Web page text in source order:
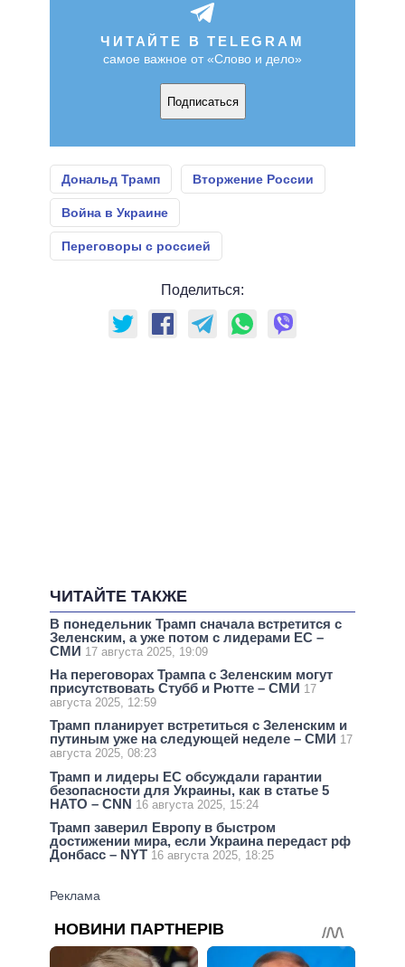
ЧИТАЙТЕ В TELEGRAM
самое важное от «Слово и дело»
Подписаться
Дональд Трамп Вторжение России
Война в Украине
Переговоры с россией
Поделиться:
ЧИТАЙТЕ ТАКЖЕ
В понедельник Трамп сначала встретится с
Зеленским, а уже потом с лидерами ЕС –
СМИ 17 августа 2025, 19:09
На переговорах Трампа с Зеленским могут
присутствовать Стубб и Рютте – СМИ 17
августа 2025, 12:59
Трамп планирует встретиться с Зеленским и
путиным уже на следующей неделе – СМИ 17
августа 2025, 08:23
Трамп и лидеры ЕС обсуждали гарантии
безопасности для Украины, как в статье 5
НАТО – CNN 16 августа 2025, 15:24
Трамп заверил Европу в быстром
достижении мира, если Украина передаст рф
Донбасс – NYT 16 августа 2025, 18:25